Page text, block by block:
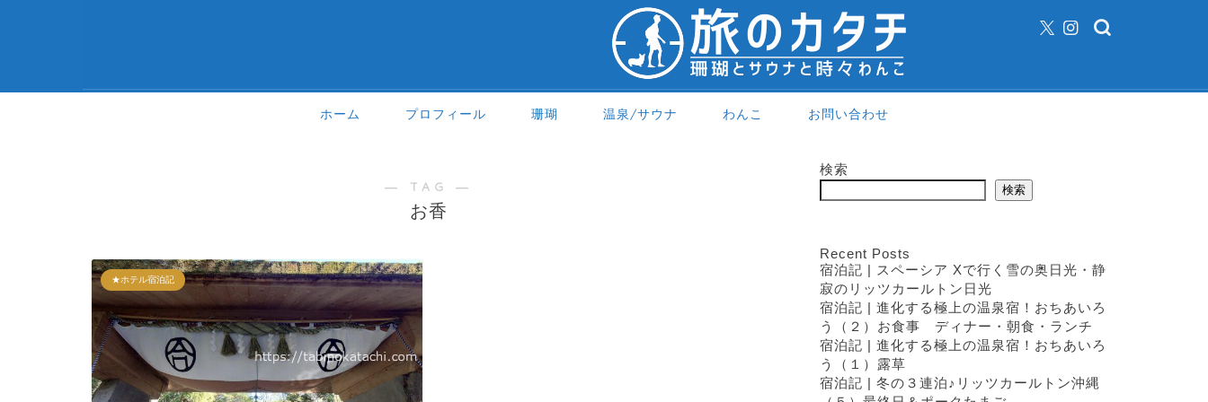
ホーム プロフィール 珊瑚 温泉/サウナ わんこ お問い合わせ
― TAG ―
お香
★ホテル宿泊記
検索
検索
Recent Posts
宿泊記 | スペーシア Xで行く雪の奥日光・静
寂のリッツカールトン日光
宿泊記 | 進化する極上の温泉宿！おちあいろ
う（２）お食事 ディナー・朝食・ランチ
宿泊記 | 進化する極上の温泉宿！おちあいろ
う（１）露草
宿泊記 | 冬の３連泊♪リッツカールトン沖縄